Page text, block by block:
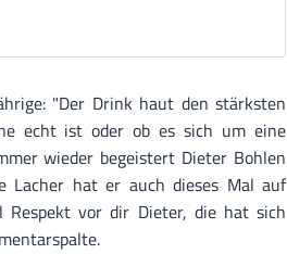
"Der Drink haut den stärksten
echt ist oder ob es sich um eine
wieder begeistert Dieter Bohlen
Lacher hat er auch dieses Mal auf
Respekt vor dir Dieter, die hat sich